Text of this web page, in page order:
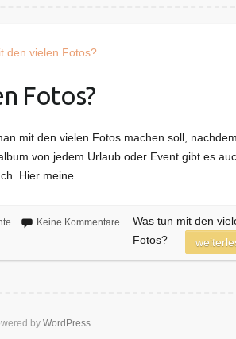
Fotos?
mit den vielen Fotos machen soll, nachdem
von jedem Urlaub oder Event gibt es
Hier meine…
Keine Kommentare
Was tun mit den
Fotos?
by WordPress